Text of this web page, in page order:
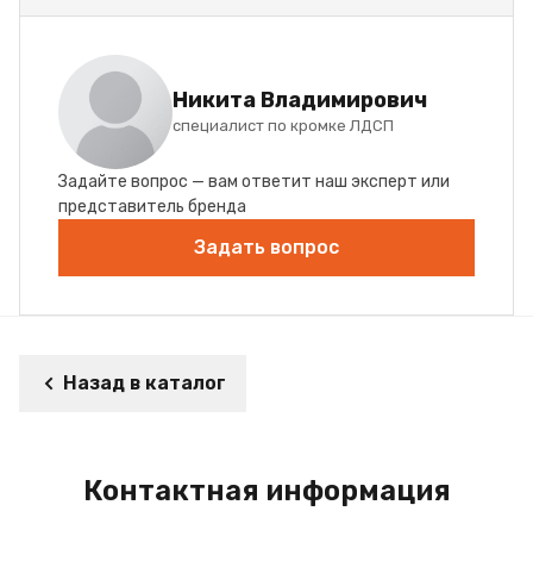
Никита Владимирович
специалист по кромке ЛДСП
Задайте вопрос — вам ответит наш эксперт или
представитель бренда
Задать вопрос
Назад в каталог
Контактная информация